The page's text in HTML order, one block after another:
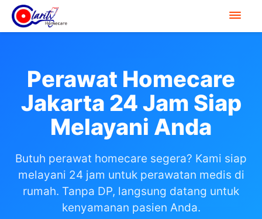
Perawat Homecare
Jakarta 24 Jam Siap
Melayani Anda
Butuh perawat homecare segera? Kami siap
melayani 24 jam untuk perawatan medis di
rumah. Tanpa DP, langsung datang untuk
kenyamanan pasien Anda.